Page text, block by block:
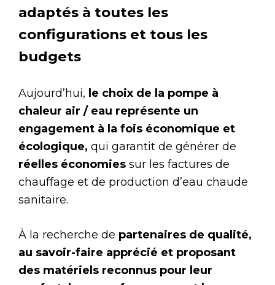
adaptés à toutes les
configurations et tous les
budgets
Aujourd’hui, le choix de la pompe à
chaleur air / eau représente un
engagement à la fois économique et
écologique, qui garantit de générer de
réelles économies sur les factures de
chauffage et de production d’eau chaude
sanitaire.
À la recherche de partenaires de qualité,
au savoir-faire apprécié et proposant
des matériels reconnus pour leur